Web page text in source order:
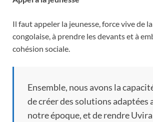
Il faut appeler la jeunesse, force vive de
congolaise, à prendre les devants et à
cohésion sociale.
Ensemble, nous avons la
de créer des solutions adaptées
notre époque, et de rendre Uvira